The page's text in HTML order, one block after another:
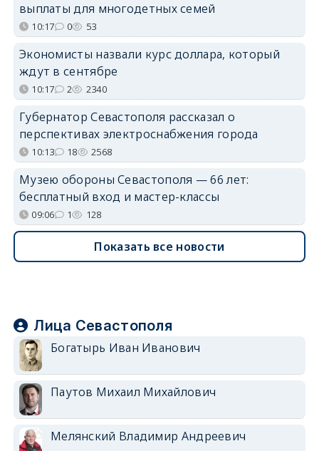
выплаты для многодетных семей
10:17 0 53
Экономисты назвали курс доллара, который
ждут в сентябре
10:17 2 2340
Губернатор Севастополя рассказал о
перспективах электроснабжения города
10:13 18 2568
Музею обороны Севастополя — 66 лет:
бесплатный вход и мастер-классы
09:06 1 128
Показать все новости
Лица Севастополя
Богатырь Иван Иванович
Паутов Михаил Михайлович
Мелянский Владимир Андреевич